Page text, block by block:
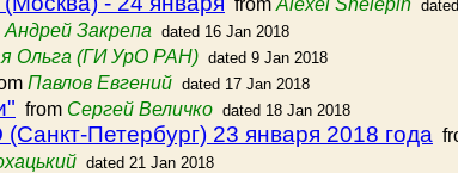
from Alexei Shelepin
Андрей Закрепа dated 16 Jan 2018
Ольга (ГИ УрО РАН) dated 9 Jan 2018
Павлов Евгений dated 17 Jan 2018
from Сергей Величко dated 18 Jan 2018
Петербург) 23 января 2018 года
dated 21 Jan 2018